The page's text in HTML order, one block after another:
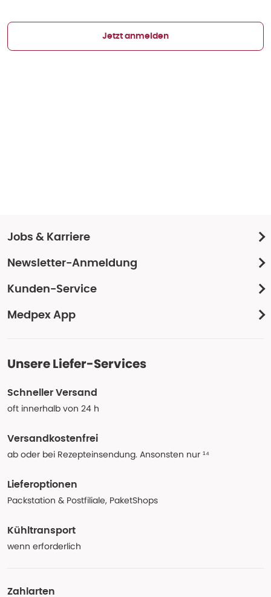
Jetzt anmelden
Jobs & Karriere
Newsletter-Anmeldung
Kunden-Service
Medpex App
Unsere Liefer-Services
Schneller Versand
oft innerhalb von 24 h
Versandkostenfrei
ab oder bei Rezepteinsendung. Ansonsten nur ¹⁴
Lieferoptionen
Packstation & Postfiliale, PaketShops
Kühltransport
wenn erforderlich
Zahlarten